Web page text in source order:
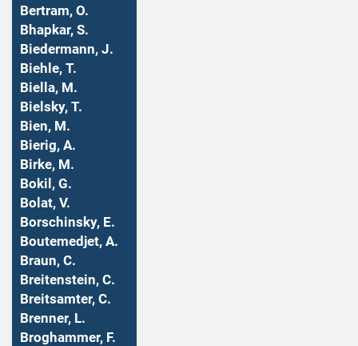
Bertram, O.
Bhapkar, S.
Biedermann, J.
Biehle, T.
Biella, M.
Bielsky, T.
Bien, M.
Bierig, A.
Birke, M.
Bokil, G.
Bolat, V.
Borschinsky, E.
Boutemedjet, A.
Braun, C.
Breitenstein, C.
Breitsamter, C.
Brenner, L.
Broghammer, F.